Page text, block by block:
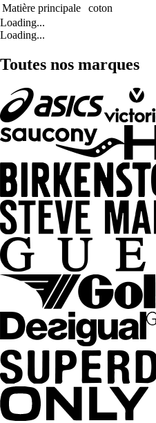
Matière principale
coton
Loading...
Loading...
Toutes nos marques